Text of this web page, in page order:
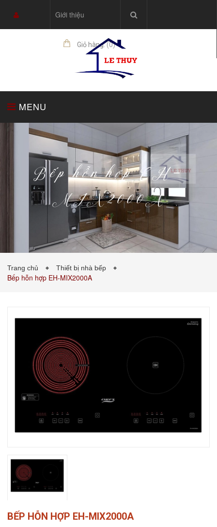
Giới thiệu
Giỏ hàng:(0)
MENU
TRANG CHỦ TỦ BẾP THIẾT BỊ NHÀ BẾP
BẢNG GIÁ VẬT LIỆU 0989043453
Bếp hỗn hợp EH-
MIX2000A
Trang chủ Thiết bị nhà bếp
Bếp hỗn hợp EH-MIX2000A
BẾP HỖN HỢP EH-MIX2000A